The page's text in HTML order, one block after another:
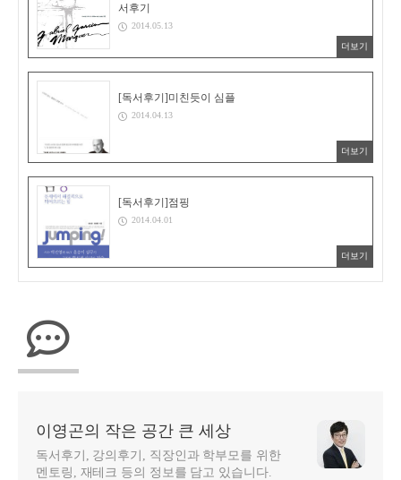
서후기
2014.05.13
더보기
[독서후기]미친듯이 심플
2014.04.13
더보기
[독서후기]점핑
2014.04.01
더보기
이영곤의 작은 공간 큰 세상
독서후기, 강의후기, 직장인과 학부모를 위한
멘토링, 재테크 등의 정보를 담고 있습니다.